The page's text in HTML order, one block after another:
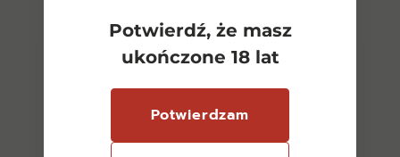
Potwierdź, że masz
ukończone 18 lat
Potwierdzam